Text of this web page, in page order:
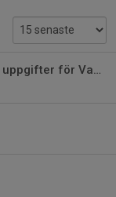
Schema bemanning av tilldelade uppgifter för Vaksala Gul P 2017